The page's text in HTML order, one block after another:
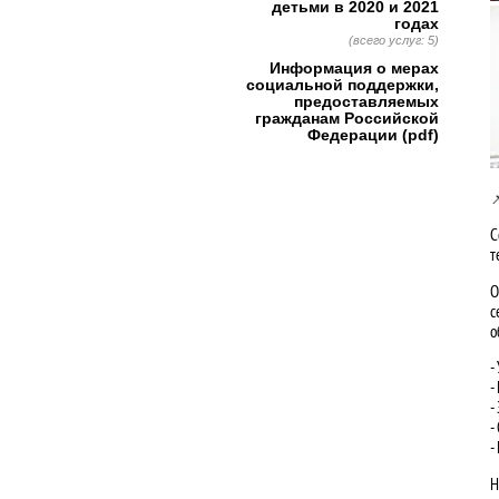
-
-
-
-
-
детьми в 2020 и 2021
годах
(всего услуг: 5)
Информация о мерах
социальной поддержки,
предоставляемых
гражданам Российской
Федерации (pdf)